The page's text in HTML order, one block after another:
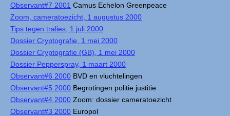
Observant#7 2001 Camus Echelon Greenpeace
Zoom, cameratoezicht, 1 augustus 2000
Tips tegen tralies, 1 juli 2000
Dossier Cryptografie, 1 mei 2000
Dossier Cryptografie (GB), 1 mei 2000
Dossier Pepperspray, 1 maart 2000
Observant#6 2000 BVD en vluchtelingen
Observant#5 2000 Begrotingen politie justitie
Observant#4 2000 Zoom: dossier cameratoezicht
Observant#3 2000 Europol